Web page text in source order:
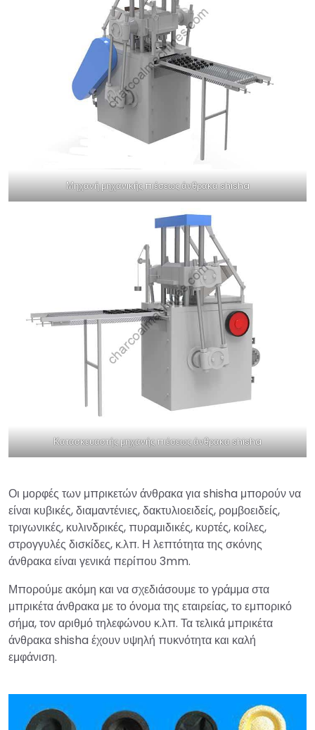
Μηχανή μηχανικής πιέσεως άνθρακα shisha
Κατασκευαστής μηχανής πιέσεως άνθρακα shisha
Οι μορφές των μπρικετών άνθρακα για shisha μπορούν να
είναι κυβικές, διαμαντένιες, δακτυλιοειδείς, ρομβοειδείς,
τριγωνικές, κυλινδρικές, πυραμιδικές, κυρτές, κοίλες,
στρογγυλές δισκίδες, κ.λπ. Η λεπτότητα της σκόνης
άνθρακα είναι γενικά περίπου 3mm.
Μπορούμε ακόμη και να σχεδιάσουμε το γράμμα στα
μπρικέτα άνθρακα με το όνομα της εταιρείας, το εμπορικό
σήμα, τον αριθμό τηλεφώνου κ.λπ. Τα τελικά μπρικέτα
άνθρακα shisha έχουν υψηλή πυκνότητα και καλή
εμφάνιση.